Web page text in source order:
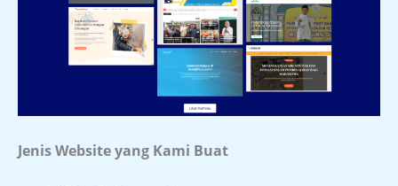
Jenis Website yang Kami Buat